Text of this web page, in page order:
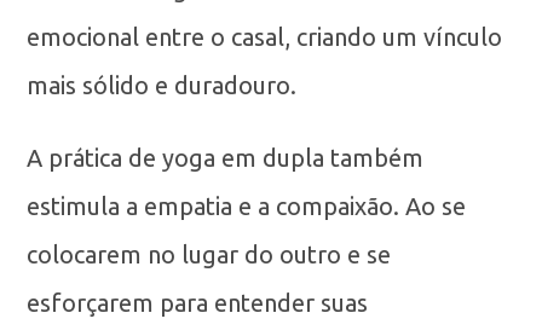
emocional entre o casal, criando um vínculo
mais sólido e duradouro.
A prática de yoga em dupla também
estimula a empatia e a compaixão. Ao se
colocarem no lugar do outro e se
esforçarem para entender suas